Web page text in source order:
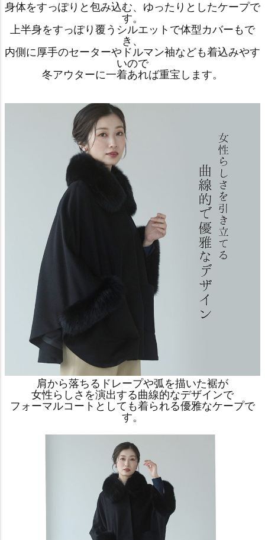
身体をすっぽりと包み込む、ゆったりとしたケープで
す。
上半身をすっぽり覆うシルエットで体型カバーもで
き、
内側に厚手のセーターやドルマン袖なども着込みやす
いので
冬アウターに一着あれば重宝します。
肩から落ちるドレープや弧を描いた裾が
女性らしさを演出する曲線的なデザインで
フォーマルコートとしても着られる優雅なケープで
す。